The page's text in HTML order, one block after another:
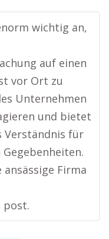
wichtig an,
auf einen
vor Ort zu
Unternehmen
und bietet
Verständnis für
Firma
post.